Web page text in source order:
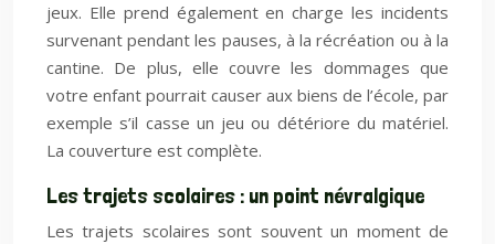
jeux. Elle prend également en charge les incidents
survenant pendant les pauses, à la récréation ou à la
cantine. De plus, elle couvre les dommages que
votre enfant pourrait causer aux biens de l’école, par
exemple s’il casse un jeu ou détériore du matériel.
La couverture est complète.
Les trajets scolaires : un point névralgique
Les trajets scolaires sont souvent un moment de